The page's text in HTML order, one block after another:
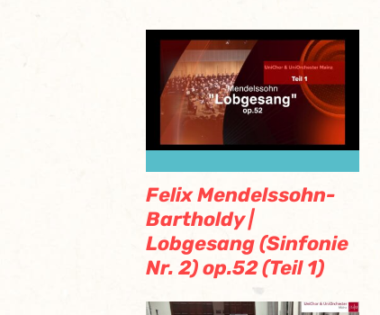
Felix Mendelssohn-
Bartholdy |
Lobgesang (Sinfonie
Nr. 2) op.52 (Teil 1)